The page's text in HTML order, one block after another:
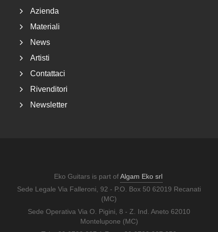
6
7 Eko Guitars | Duo Series (ENG)
10
Azienda
Materiali
News
Artisti
Contattaci
Rivenditori
Newsletter
Eko Guitars is part ofAlgam Eko srl
Sede Legale Via Falleroni, 92 - P.O. Box 50 62019 Recanati
(MC)
Sede Operativa Via O. Pigini, 8 - Z. Ind. Aneto 62010
Montelupone (MC)